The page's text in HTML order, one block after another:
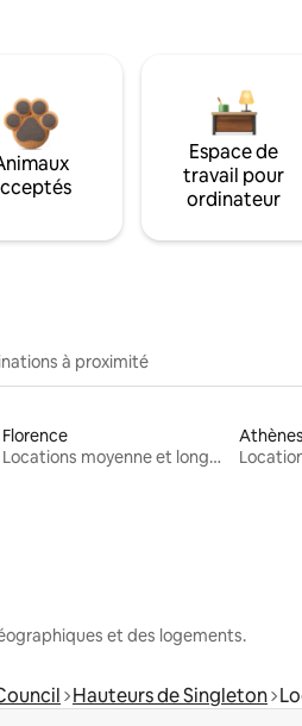
Espace de
travail pour
ordinateur
à proximité
Florence
Locations moyenne et longue durée
Athènes
et des logements.
Hauteurs de Singleton